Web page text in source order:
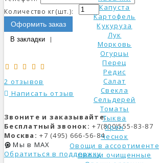
Капуста
Картофель
Кукуруза
Лук
Морковь
Огурцы
Перец
Редис
Салат
Свекла
Сельдерей
Томаты
Тыква
Хрен
Чеснок
Овощи в ассортименте
Овощи очищенные
Количество кг(шт.):
Оформить заказ
В закладки
2 отзывов
Написать отзыв
Звоните и заказывайте:
Бесплатный звонок: +7(800)555-83-87
Москва: +7 (495) 666-56-84
Мы в MAX
Обратиться в поддержку